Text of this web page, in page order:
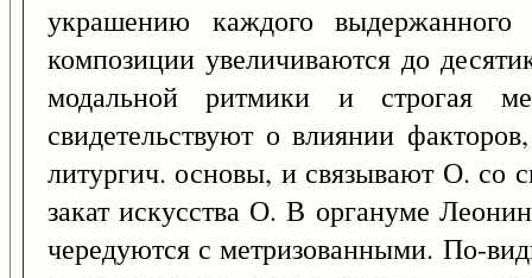
украшению каждого
композиции увеличиваются до
модальной ритмики и строгая
свидетельствуют о влиянии
литургич. основы, и связывают О. со
закат искусства О. В органуме
чередуются с метризованными. По-